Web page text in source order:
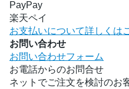
PayPay
楽天ペイ
お支払いについて詳しくは
お問い合わせ
お問い合わせフォーム
お電話からのお問合せ
ネットでご注文を検討のお